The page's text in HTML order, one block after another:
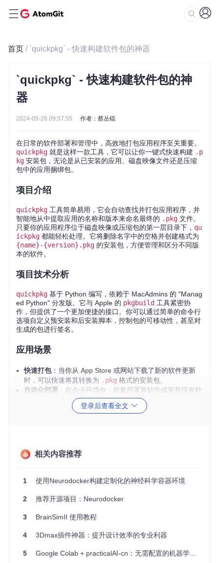
首页 / `quickpkg` - 快速构建软件包的神器
`quickpkg` - 快速构建软件包的神
器
2024-05-26 09:57:55 作者：蔡丛锟
在日常的软件部署和管理中，高效地打包应用程序至关重要。
quickpkg 就是这样一款工具，它可以让你一键式快速构建 .p
kg 安装包，无论是从已安装的应用、磁盘映像文件还是压缩
包中的应用捆绑包。
项目介绍
quickpkg 工具简单易用，它会自动查找并打包应用程序，并
智能地从中提取应用的名称和版本来命名最终的 .pkg 文件。
只要你的应用程序位于磁盘映像或压缩包的第一层目录下， qu
ickpkg 都能轻松处理。它将删除名字中的空格并创建格式为
{name}-{version}.pkg 的安装包，方便管理和区分不同版
本的软件。
项目技术分析
quickpkg 基于 Python 编写，依赖于 MacAdmins 的 "Manag
ed Python" 分发版。它与 Apple 的 pkgbuild 工具紧密协
作，但提供了一个更加便捷的接口。你可以通过简单的命令行
选项自定义预安装和后安装脚本，控制包的可移动性，甚至对
生成的包进行签名。
应用场景
快速打包：当你从 App Store 或网站下载了新的软件更新
时，可以快速将其转换为 .pkg 格式的安装包。
自动化部署 ：在企业环境中，批量部署新软件或更新现有软
quickpkg可以大大提高效率。
：对于不适用于autopkg 自动化流程的软件，
项目特点
包。
化的包名。
包中创建包。
可配置性：允许控制包的可移动性，以及设置输出路径和签
登录后查看全文
相关内容推荐
1 使用Neurodocker构建定制化的神经科学容器环境
2 推荐开源项目：Neurodocker
3 BrainSimII 使用教程
4 3Dmax插件神器：提升设计效率的专业利器
5 Google Colab + practicalAI-cn：无需配置的机器学习开发环境终极指南